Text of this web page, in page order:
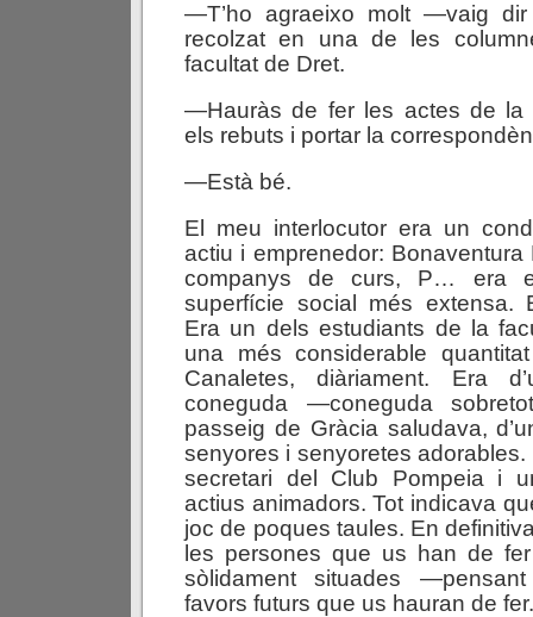
—T’ho agraeixo molt —vaig dir
recolzat en una de les
facultat de Dret.
—Hauràs de fer les actes de la
els rebuts i portar la
—Està bé.
El meu interlocutor era un
actiu i emprenedor:
companys de curs, P… era
superfície social més extensa.
Era un dels estudiants de la
una més considerable
Canaletes, diàriament. Era
coneguda —coneguda
passeig de Gràcia saludava,
senyores i senyoretes
secretari del Club Pompeia i
actius animadors. Tot indicava
joc de poques taules. En
les persones que us han de
sòlidament situades
favors futurs que us hauran de fer.